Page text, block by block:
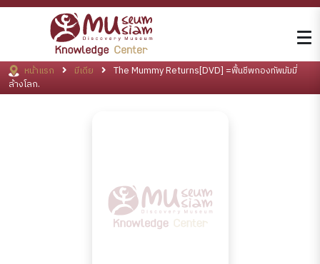
หน้าแรก มีเดีย
The Mummy Returns[DVD] =ฟื้นชีพกองทัพมัมมี่
ล้างโลก.